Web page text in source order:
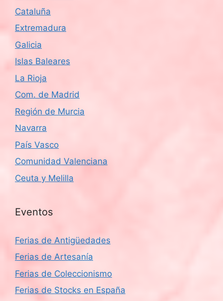
Cataluña
Extremadura
Galicia
Islas Baleares
La Rioja
Com. de Madrid
Región de Murcia
Navarra
País Vasco
Comunidad Valenciana
Ceuta y Melilla
Eventos
Ferias de Antigüedades
Ferias de Artesanía
Ferias de Coleccionismo
Ferias de Stocks en España